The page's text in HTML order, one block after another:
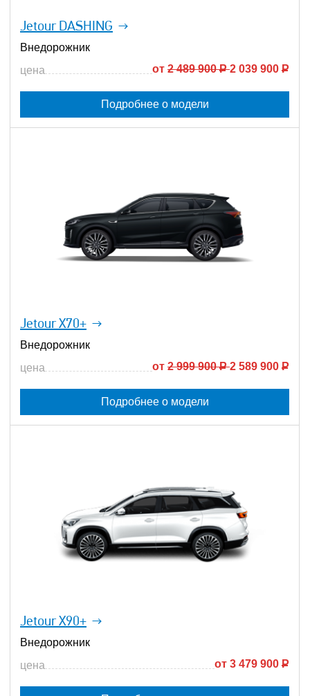
Jetour DASHING
Внедорожник
цена
от 2 489 900 Р 2 039 900 Р
Подробнее о модели
Jetour X70+
Внедорожник
цена
от 2 999 900 Р 2 589 900 Р
Подробнее о модели
Jetour X90+
Внедорожник
цена
от 3 479 900 Р